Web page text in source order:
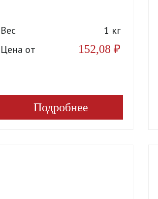
Вес
1 кг
Цена от
152,08 ₽
Подробнее